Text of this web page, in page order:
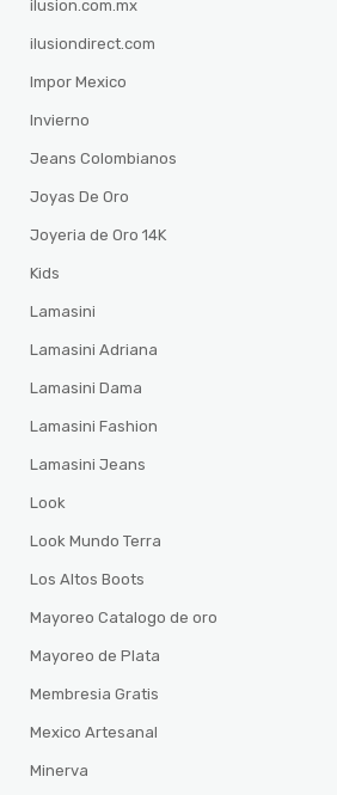
ilusion.com.mx
ilusiondirect.com
Impor Mexico
Invierno
Jeans Colombianos
Joyas De Oro
Joyeria de Oro 14K
Kids
Lamasini
Lamasini Adriana
Lamasini Dama
Lamasini Fashion
Lamasini Jeans
Look
Look Mundo Terra
Los Altos Boots
Mayoreo Catalogo de oro
Mayoreo de Plata
Membresia Gratis
Mexico Artesanal
Minerva